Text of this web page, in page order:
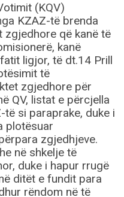
(KQV)
KZAZ-të brenda
zgjedhore që kanë të
kanë
ligjor, të dt.14 Prill
të
zgjedhore për
QV, listat e përcjella
të si paraprake, duke i
plotësuar
zgjedhjeve.
në shkelje të
duke i hapur rrugë
ditët e fundit para
rëndom në të